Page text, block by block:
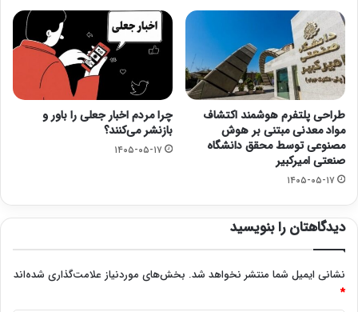
طراحی پلتفرم هوشمند اکتشاف
مواد معدنی مبتنی بر هوش
مصنوعی توسط محقق دانشگاه
صنعتی امیرکبیر
۱۴۰۵-۰۵-۱۷
چرا مردم اخبار جعلی را باور و
بازنشر می‌کنند؟
۱۴۰۵-۰۵-۱۷
دیدگاهتان را بنویسید
نشانی ایمیل شما منتشر نخواهد شد. بخش‌های موردنیاز علامت‌گذاری شده‌اند
*